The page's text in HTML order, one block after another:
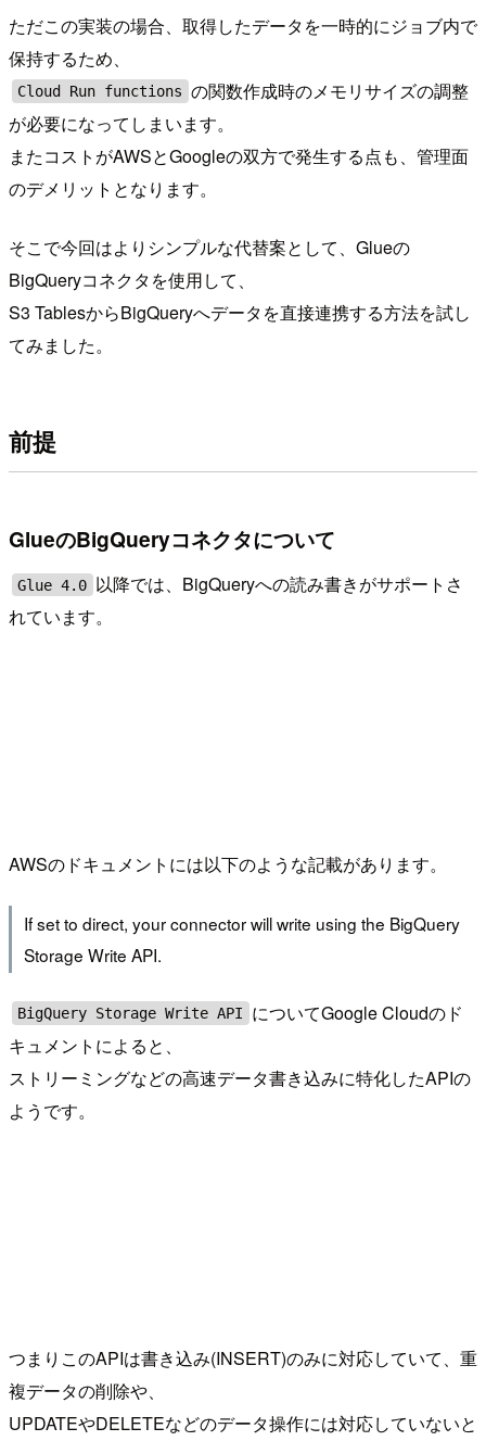
ただこの実装の場合、取得したデータを一時的にジョブ内で
保持するため、
Cloud Run functions の関数作成時のメモリサイズの調整
が必要になってしまいます。
またコストがAWSとGoogleの双方で発生する点も、管理面
のデメリットとなります。
そこで今回はよりシンプルな代替案として、Glueの
BigQueryコネクタを使用して、
S3 TablesからBigQueryへデータを直接連携する方法を試し
てみました。
前提
GlueのBigQueryコネクタについて
Glue 4.0 以降では、BigQueryへの読み書きがサポートさ
れています。
AWSのドキュメントには以下のような記載があります。
If set to direct, your connector will write using the BigQuery
Storage Write API.
BigQuery Storage Write API
についてGoogle Cloudのド
キュメントによると、
ストリーミングなどの高速データ書き込みに特化したAPIの
ようです。
つまりこのAPIは書き込み(INSERT)のみに対応していて、重
複データの削除や、
UPDATEやDELETEなどのデータ操作には対応していないと